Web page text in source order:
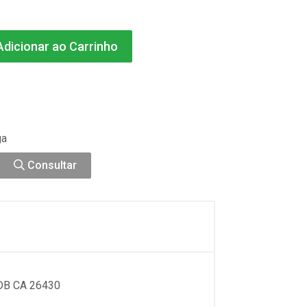
ao Carrinho
Consultar
CA 26430